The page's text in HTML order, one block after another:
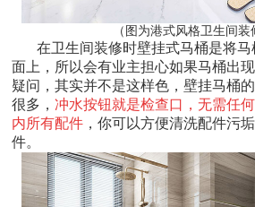
（图为港式风格卫生间装
在卫生间装修时壁挂式马桶是将
面上，所以会有业主担心如果马桶出
疑问，其实并不是这样色，壁挂马桶
很多，冲水按钮就是检查口，无需任
内所有配件 ，你可以方便清洗配件污
件。